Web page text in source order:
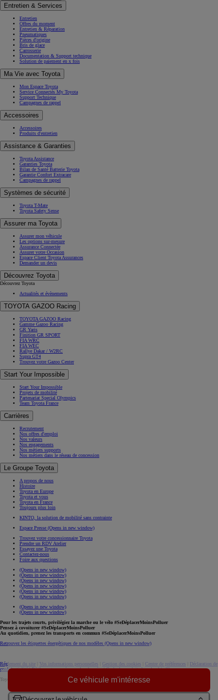
Ce véhicule m'intéresse
Entretien & Services
Entretien
Offres du moment
Entretien & Réparation
Pneumatiques
Pièces d'origine
Bris de glace
Carrosserie
Documentation & Support technique
Solution de paiement en x fois
Ma Vie avec Toyota
Mon Espace Toyota
Service Connectés My Toyota
Support Technique
Campagnes de rappel
Accessoires
Accessoires
Produits d'entretien
Assistance & Garanties
Toyota Assistance
Garanties Toyota
Bilan de Santé Batterie Toyota
Garantie Confort Extracare
Campagnes de rappel
Systèmes de sécurité
Toyota T-Mate
Toyota Safety Sense
Assurer ma Toyota
Assurer mon véhicule
Les options sur-mesure
Assurance Connectée
Assurer votre Occasion
Espace Client Toyota Assurances
Demander un devis
Découvrez Toyota
Découvrez Toyota
Actualités et évènements
TOYOTA GAZOO Racing
TOYOTA GAZOO Racing
Gamme Gazoo Racing
GR Yaris
Finition GR SPORT
FIA WRC
FIA WEC
Rallye Dakar / W2RC
Supra GT4
Trouvez votre Gazoo Center
Start Your Impossible
Start Your Impossible
Projets de mobilité
Partenariat Special Olympics
Team Toyota France
Carrières
Recrutement
Nos offres d'emploi
Nos valeurs
Nos engagements
Nos métiers supports
Nos métiers dans le réseau de concession
Le Groupe Toyota
A propos de nous
Histoire
Toyota en Europe
Toyota et vous
Toyota en France
Toujours plus loin
KINTO, la solution de mobilité sans contrainte
Espace Presse (Opens in new window)
Trouvez votre concessionnaire Toyota
Prendre un RDV Atelier
Essayez une Toyota
Contactez-nous
Foire aux questions
(Opens in new window)
(Opens in new window)
(Opens in new window)
(Opens in new window)
(Opens in new window)
(Opens in new window)
(Opens in new window)
(Opens in new window)
Pour les trajets courts, privilégiez la marche ou le vélo #SeDéplacerMoinsPolluer
Pensez à covoiturer #SeDéplacerMoinsPolluer
Au quotidien, prenez les transports en commun #SeDéplacerMoinsPolluer
Retrouvez les étiquettes énergétiques de nos modèles (Opens in new window)
Réglement du site Vos informations personnelles Gestion des cookies Centre de préférences
Déclaration de
confidentialité|Règlement européen sur les données|Code de conduitedownload (pdf(
Toyota. Tous droits réservés. © 2026
Accessibilité : non conforme